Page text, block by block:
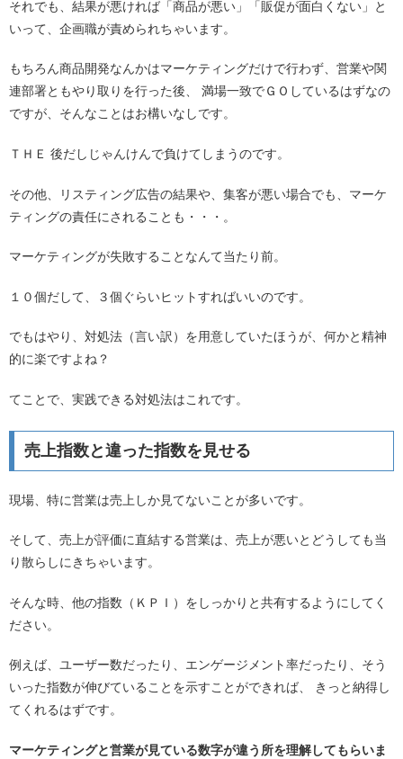
それでも、結果が悪ければ「商品が悪い」「販促が面白くない」と
いって、企画職が責められちゃいます。
もちろん商品開発なんかはマーケティングだけで行わず、営業や関
連部署ともやり取りを行った後、 満場一致でＧＯしているはずなの
ですが、そんなことはお構いなしです。
ＴＨＥ 後だしじゃんけんで負けてしまうのです。
その他、リスティング広告の結果や、集客が悪い場合でも、マーケ
ティングの責任にされることも・・・。
マーケティングが失敗することなんて当たり前。
１０個だして、３個ぐらいヒットすればいいのです。
でもはやり、対処法（言い訳）を用意していたほうが、何かと精神
的に楽ですよね？
てことで、実践できる対処法はこれです。
売上指数と違った指数を見せる
現場、特に営業は売上しか見てないことが多いです。
そして、売上が評価に直結する営業は、売上が悪いとどうしても当
り散らしにきちゃいます。
そんな時、他の指数（ＫＰＩ）をしっかりと共有するようにしてく
ださい。
例えば、ユーザー数だったり、エンゲージメント率だったり、そう
いった指数が伸びていることを示すことができれば、 きっと納得し
てくれるはずです。
マーケティングと営業が見ている数字が違う所を理解してもらいま